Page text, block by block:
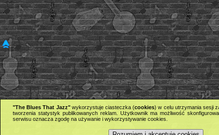
"The Blues That Jazz"wykorzystuje ciasteczka (cookies) w celu utrzymania sesji
tworzenia statystyk publikowanych reklam. Użytkownik ma możliwość
serwisu oznacza zgodę na używanie i wykorzystywanie cookies.